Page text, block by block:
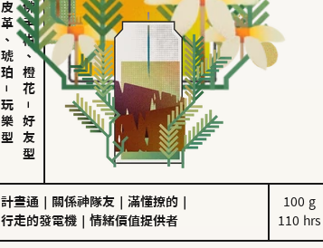
皮革、琥珀
－
玩樂型
佛手柑、橙花
－
好友型
計畫通 關係神隊友 滿懂撩的
行走的發電機
情緒價值提供者
100 g
110 hrs